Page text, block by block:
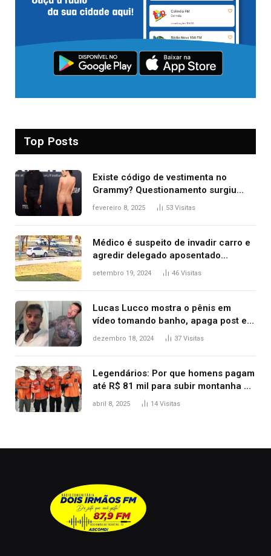
Top Posts
Existe código de vestimenta no
Grammy? Questionamento surgiu
após Bianca Censori, mulher de
fevereiro 8, 2025 53 Visitas
Médico é suspeito de invadir carro e
agredir delegado aposentado
durante confusão no trânsito
setembro 19, 2024 46 Visitas
Lucas Lucco mostra o pênis em
vídeo tomando banho, apaga post e
diz ‘foi mal’
dezembro 18, 2024 37 Visitas
Legendários: Por que homens pagam
até R$ 81 mil para subir montanha e
melhorar casamento?
abril 8, 2025 14 Visitas